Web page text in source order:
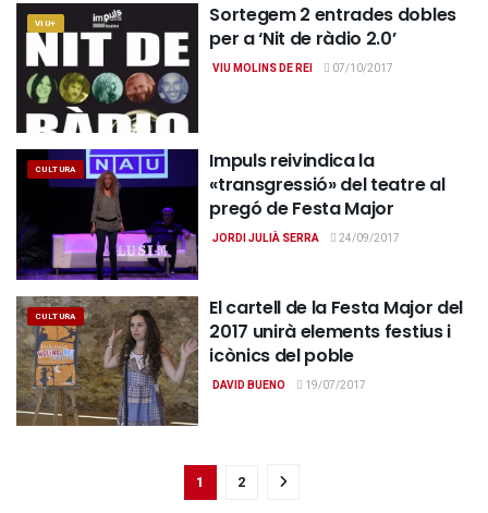
VIU+
Sortegem 2 entrades dobles
per a ‘Nit de ràdio 2.0’
VIU MOLINS DE REI 07/10/2017
CULTURA
Impuls reivindica la
«transgressió» del teatre al
pregó de Festa Major
JORDI JULIÀ SERRA 24/09/2017
CULTURA
El cartell de la Festa Major del
2017 unirà elements festius i
icònics del poble
DAVID BUENO 19/07/2017
1 2